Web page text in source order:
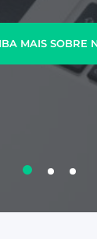
MAIS SOBRE